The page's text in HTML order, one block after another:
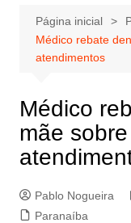
Página inicial
Médico rebate
atendimentos
Médico
mãe
Pablo Nogueira
Paranaíba